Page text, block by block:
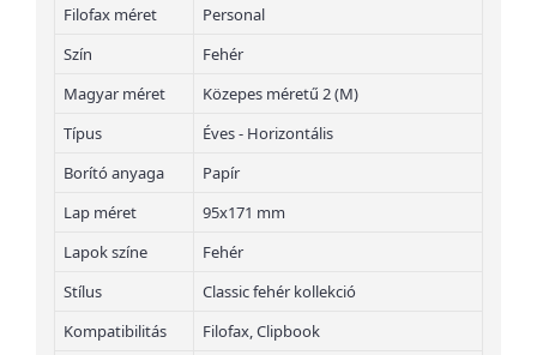
Filofax méret
Personal
Szín
Fehér
Magyar méret
Közepes méretű 2 (M)
Típus
Éves - Horizontális
Borító anyaga
Papír
Lap méret
95x171 mm
Lapok színe
Fehér
Stílus
Classic fehér kollekció
Kompatibilitás
Filofax, Clipbook